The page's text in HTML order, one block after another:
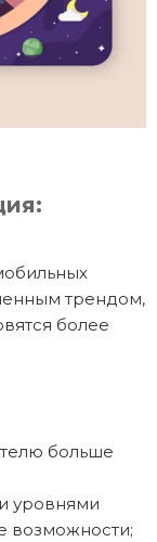
трендом,
более
больше
уровнями
возможности;